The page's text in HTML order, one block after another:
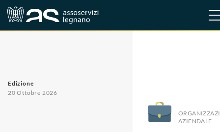
Corsi Organizzazione aziendale
Edizione
20 Ottobre 2026
AZIENDALE